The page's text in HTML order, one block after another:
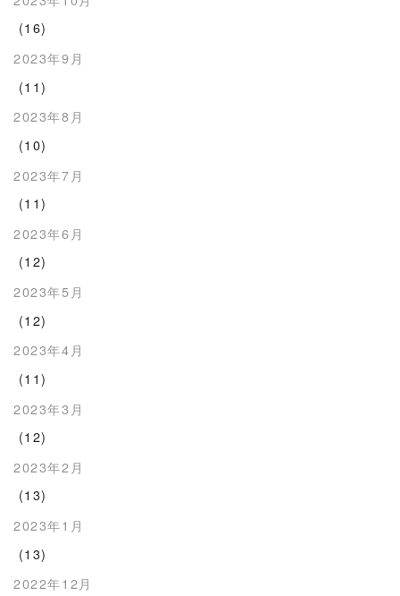
(16)
2023年9月
(11)
2023年8月
(10)
2023年7月
(11)
2023年6月
(12)
2023年5月
(12)
2023年4月
(11)
2023年3月
(12)
2023年2月
(13)
2023年1月
(13)
2022年12月